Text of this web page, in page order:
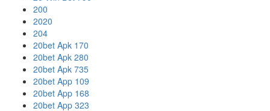
200
2020
204
20bet Apk 170
20bet Apk 280
20bet Apk 735
20bet App 109
20bet App 168
20bet App 323